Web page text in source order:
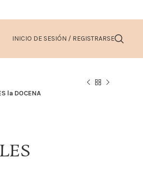
INICIO DE SESIÓN / REGISTRARSE
la DOCENA